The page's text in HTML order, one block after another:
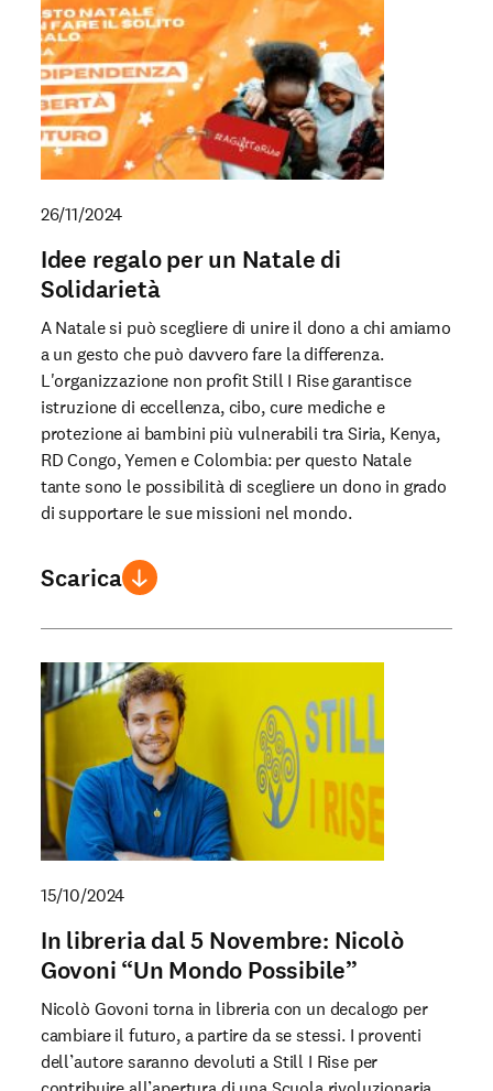
26/11/2024
Idee regalo per un Natale di
Solidarietà
A Natale si può scegliere di unire il dono a chi amiamo
a un gesto che può davvero fare la differenza.
L'organizzazione non profit Still I Rise garantisce
istruzione di eccellenza, cibo, cure mediche e
protezione ai bambini più vulnerabili tra Siria, Kenya,
RD Congo, Yemen e Colombia: per questo Natale
tante sono le possibilità di scegliere un dono in grado
di supportare le sue missioni nel mondo.
Scarica
15/10/2024
In libreria dal 5 Novembre: Nicolò
Govoni “Un Mondo Possibile”
Nicolò Govoni torna in libreria con un decalogo per
cambiare il futuro, a partire da se stessi. I proventi
dell’autore saranno devoluti a Still I Rise per